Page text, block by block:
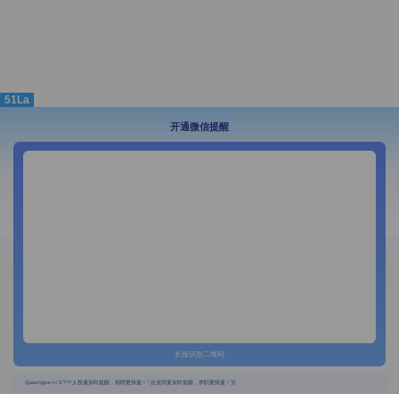
51La
开通微信提醒
长按识别二维码
{{usertype=='2'?'个人投递实时提醒，招聘更快捷！':'企业回复实时提醒，求职更快捷！'}}